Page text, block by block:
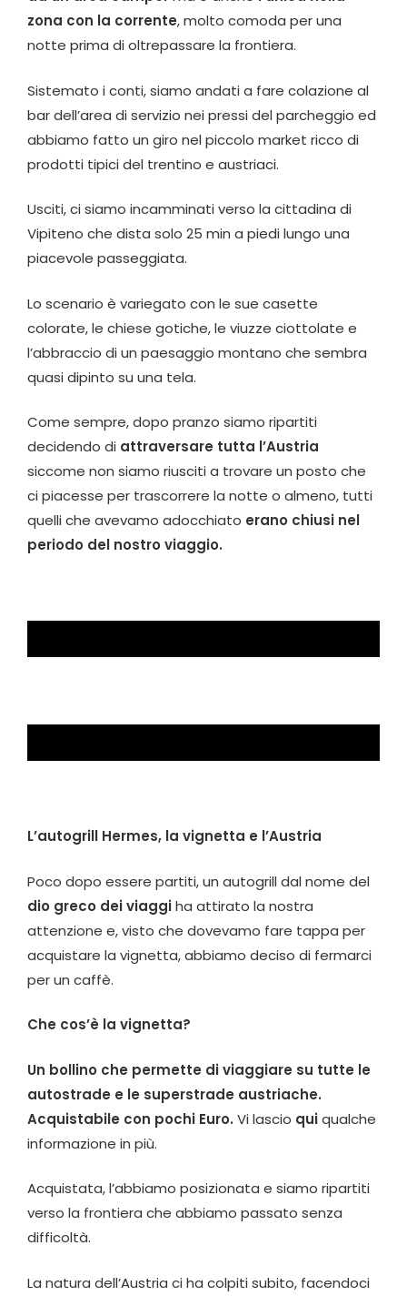
zona con la corrente, molto comoda per una
notte prima di oltrepassare la frontiera.
Sistemato i conti, siamo andati a fare colazione al
bar dell’area di servizio nei pressi del parcheggio ed
abbiamo fatto un giro nel piccolo market ricco di
prodotti tipici del trentino e austriaci.
Usciti, ci siamo incamminati verso la cittadina di
Vipiteno che dista solo 25 min a piedi lungo una
piacevole passeggiata.
Lo scenario è variegato con le sue casette
colorate, le chiese gotiche, le viuzze ciottolate e
l’abbraccio di un paesaggio montano che sembra
quasi dipinto su una tela.
Come sempre, dopo pranzo siamo ripartiti
decidendo di attraversare tutta l’Austria
siccome non siamo riusciti a trovare un posto che
ci piacesse per trascorrere la notte o almeno, tutti
quelli che avevamo adocchiato erano chiusi nel
periodo del nostro viaggio.
L’autogrill Hermes, la vignetta e l’Austria
Poco dopo essere partiti, un autogrill dal nome del
dio greco dei viaggiha attirato la nostra
attenzione e, visto che dovevamo fare tappa per
acquistare la vignetta, abbiamo deciso di fermarci
per un caffè.
Che cos’è la vignetta?
Un bollino che permette di viaggiare su tutte le
autostrade e le superstrade austriache.
Acquistabile con pochi Euro. Vi lascio quiqualche
informazione in più.
Acquistata, l’abbiamo posizionata e siamo ripartiti
verso la frontiera che abbiamo passato senza
difficoltà.
La natura dell’Austria ci ha colpiti subito, facendoci